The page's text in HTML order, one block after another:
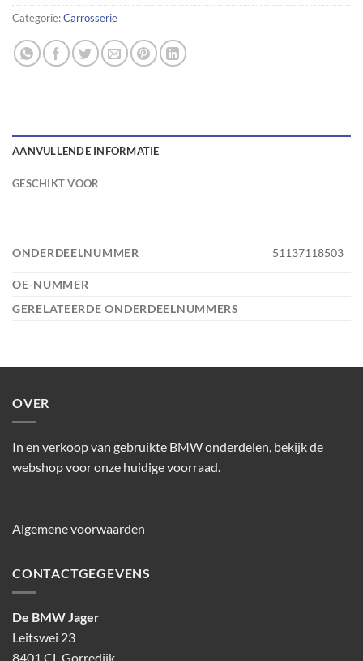
Categorie:Carrosserie
AANVULLENDE INFORMATIE
GESCHIKT VOOR
ONDERDEELNUMMER 51137118503
OE-NUMMER
GERELATEERDE ONDERDEELNUMMERS
OVER
In en verkoop van gebruikte BMW onderdelen, bekijk de
webshop voor onze huidige voorraad.
Algemene voorwaarden
CONTACTGEGEVENS
De BMW Jager
Leitswei 23
8401 CL Gorredijk